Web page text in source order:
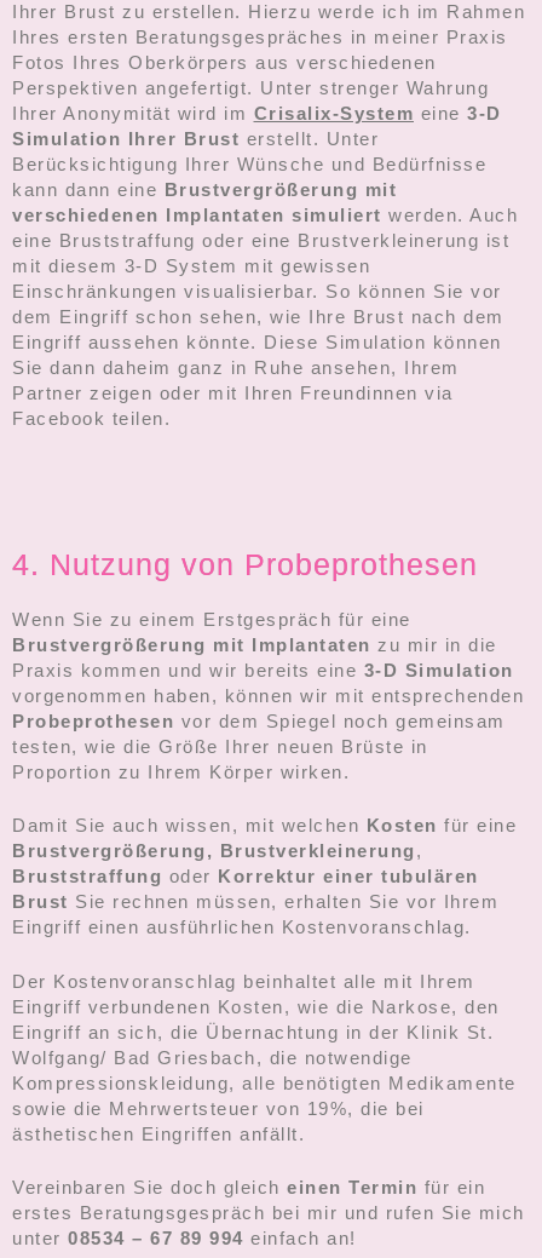
Ihrer Brust zu erstellen. Hierzu werde ich im Rahmen
Ihres ersten Beratungsgespräches in meiner Praxis
Fotos Ihres Oberkörpers aus verschiedenen
Perspektiven angefertigt. Unter strenger Wahrung
Ihrer Anonymität wird im Crisalix-System eine 3-D
Simulation Ihrer Brust erstellt. Unter
Berücksichtigung Ihrer Wünsche und Bedürfnisse
kann dann eine
Brustvergrößerung mit
verschiedenen Implantaten simuliert werden. Auch
eine Bruststraffung oder eine Brustverkleinerung ist
mit diesem 3-D System mit gewissen
Einschränkungen visualisierbar. So können Sie vor
dem Eingriff schon sehen, wie Ihre Brust nach dem
Eingriff aussehen könnte. Diese Simulation können
Sie dann daheim ganz in Ruhe ansehen, Ihrem
Partner zeigen oder mit Ihren Freundinnen via
Facebook teilen.
4. Nutzung von Probeprothesen
Wenn Sie zu einem Erstgespräch für eine
Brustvergrößerung mit Implantaten zu mir in die
Praxis kommen und wir bereits eine 3-D Simulation
vorgenommen haben, können wir mit entsprechenden
Probeprothesen vor dem Spiegel noch gemeinsam
testen, wie die Größe Ihrer neuen Brüste in
Proportion zu Ihrem Körper wirken.
Damit Sie auch wissen, mit welchen Kosten für eine
Brustvergrößerung , Brustverkleinerung ,
Bruststraffung oder
Korrektur einer tubulären
Brust Sie rechnen müssen, erhalten Sie vor Ihrem
Eingriff einen ausführlichen Kostenvoranschlag.
Der Kostenvoranschlag beinhaltet alle mit Ihrem
Eingriff verbundenen Kosten, wie die Narkose, den
Eingriff an sich, die Übernachtung in der Klinik St.
Wolfgang/ Bad Griesbach, die notwendige
Kompressionskleidung, alle benötigten Medikamente
sowie die Mehrwertsteuer von 19%, die bei
ästhetischen Eingriffen anfällt.
Vereinbaren Sie doch gleich einen Termin für ein
erstes Beratungsgespräch bei mir und rufen Sie mich
unter 08534 – 67 89 994 einfach an!